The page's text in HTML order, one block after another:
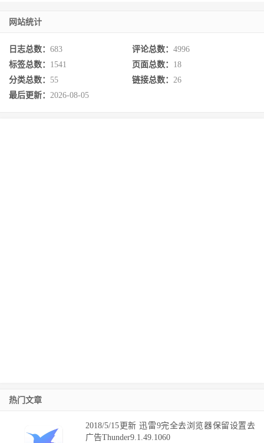
网站统计
日志总数： 683 评论总数： 4996
标签总数： 1541 页面总数： 18
分类总数： 55 链接总数： 26
最后更新： 2026-08-05
热门文章
2018/5/15更新 迅雷9完全去浏览器保留设置去
广告Thunder9.1.49.1060